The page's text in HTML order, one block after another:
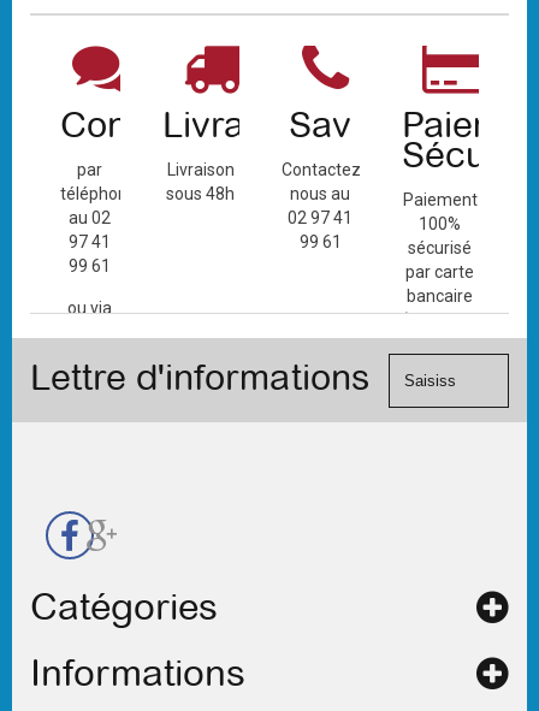
Contact
par
téléphone
au 02
97 41
99 61
ou via
de
Livraison
Livraison
sous 48h
Sav
Contactez-
nous au
02 97 41
99 61
Paiement
100%
sécurisé
par carte
bancaire
(Mastercard,
Visa, ...) et
Lettre d'informations
Catégories
Informations